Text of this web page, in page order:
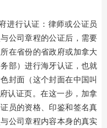
进行认证：律师或公证员
公司章程的公证后，需要
在省份的省政府或加拿大
部）进行海牙认证，也就
封面（这个封面在中国叫
认证页。在这一步，加拿
员的资格、印鉴和签名真
公司章程内容本身的真实